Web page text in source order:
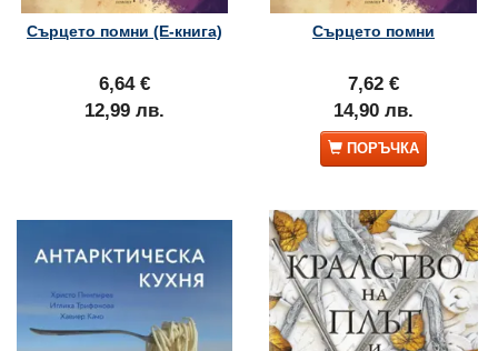
Сърцето помни (Е-книга)
6,64 €
12,99 лв.
Сърцето помни
7,62 €
14,90 лв.
ПОРЪЧКА